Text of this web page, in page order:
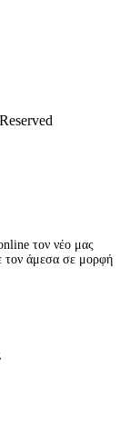
τον νέο μας
τον άμεσα σε μορφή